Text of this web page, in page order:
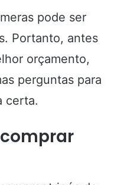
pode ser
Portanto, antes
orçamento,
perguntas para
certa.